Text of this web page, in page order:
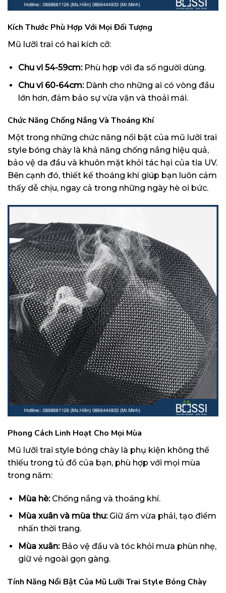
Kích Thước Phù Hợp Với Mọi Đối Tượng
Mũ lưỡi trai có hai kích cỡ:
Chu vi 54-59cm:Phù hợp với đa số người dùng.
Chu vi 60-64cm:Dành cho những ai có vòng đầu
lớn hơn, đảm bảo sự vừa vặn và thoải mái.
Chức Năng Chống Nắng Và Thoáng Khí
Một trong những chức năng nổi bật của mũ lưỡi trai
style bóng chày là khả năng chống nắng hiệu quả,
bảo vệ da đầu và khuôn mặt khỏi tác hại của tia UV.
Bên cạnh đó, thiết kế thoáng khí giúp bạn luôn cảm
thấy dễ chịu, ngay cả trong những ngày hè oi bức.
Phong Cách Linh Hoạt Cho Mọi Mùa
Mũ lưỡi trai style bóng chày là phụ kiện không thể
thiếu trong tủ đồ của bạn, phù hợp với mọi mùa
trong năm:
Mùa hè:Chống nắng và thoáng khí.
Mùa xuân và mùa thu:Giữ ấm vừa phải, tạo điểm
nhấn thời trang.
Mùa xuân:Bảo vệ đầu và tóc khỏi mưa phùn nhẹ,
giữ vẻ ngoài gọn gàng.
Tính Năng Nổi Bật Của Mũ Lưỡi Trai Style Bóng Chày